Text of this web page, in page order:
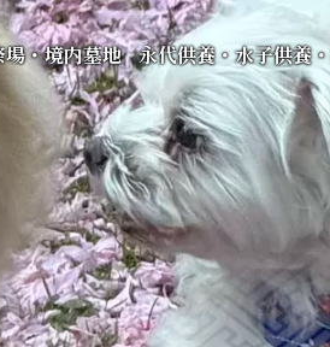
・境内墓地 永代供養・水子供養